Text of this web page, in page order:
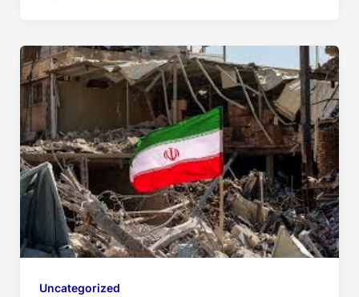
Uncategorized